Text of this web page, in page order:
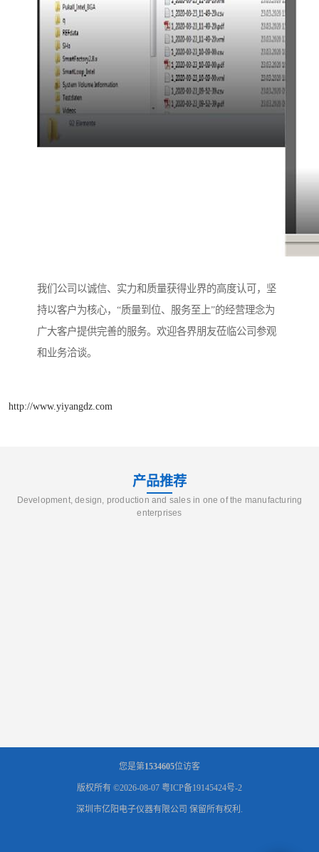
我们公司以诚信、实力和质量获得业界的高度认可，坚
持以客户为核心，“质量到位、服务至上”的经营理念为
广大客户提供完善的服务。欢迎各界朋友莅临公司参观
和业务洽谈。
http://www.yiyangdz.com
产品推荐
Development, design, production and sales in one of the manufacturing
enterprises
您是第1534605位访客
版权所有 ©2026-08-07 粤ICP备19145424号-2
深圳市亿阳电子仪器有限公司 保留所有权利.